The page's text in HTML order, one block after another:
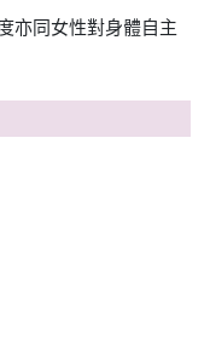
亦同女性對身體自主